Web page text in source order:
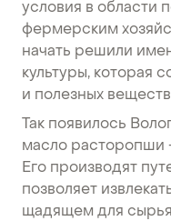
условия в области
фермерским
начать решили
культуры, которая
и полезных
Так появилось
масло расторопши
Его производят
позволяет
щадящем для